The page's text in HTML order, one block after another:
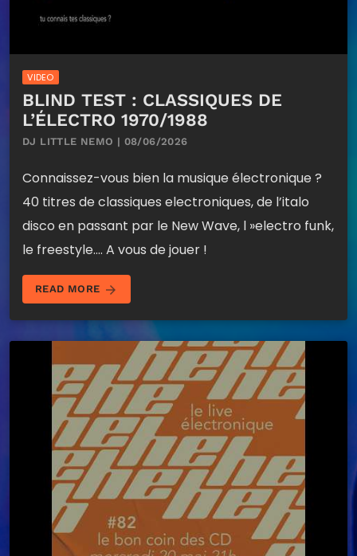
VIDEO
BLIND TEST : CLASSIQUES DE
L’ÉLECTRO 1970/1988
DJ LITTLE NEMO | 08/06/2026
Connaissez-vous bien la musique électronique ?
40 titres de classiques electroniques, de l’italo
disco en passant par le New Wave, l »electro funk,
le freestyle…. A vous de jouer !
READ MORE arrow_forward